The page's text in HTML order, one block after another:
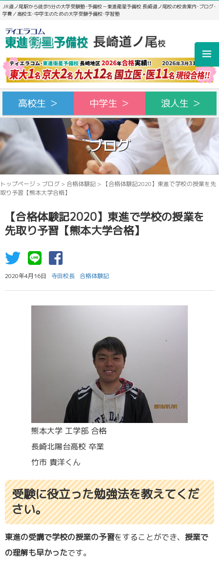
JR道ノ尾駅から徒歩5分の大学受験塾･予備校－東進衛星予備校 長崎道ノ尾校の校舎案内･ブログ･
学費／高校生･中学生のための大学受験予備校･学習塾
高校生 ＞ 中学生 ＞ 浪人生 ＞
ブログ
トップページ > ブログ > 合格体験記 >
【合格体験記2020】東進で学校の授業を先
取り予習【熊本大学合格】
【合格体験記2020】東進で学校の授業を
先取り予習【熊本大学合格】
2020年4月16日 寺田校長 合格体験記
熊本大学 工学部 合格
長崎北陽台高校 卒業
竹市 貴洋くん
受験に役立った勉強法を教えてくだ
さい。
東進の受講で学校の授業の予習をすることができ、 授業で
の理解も早かったです。